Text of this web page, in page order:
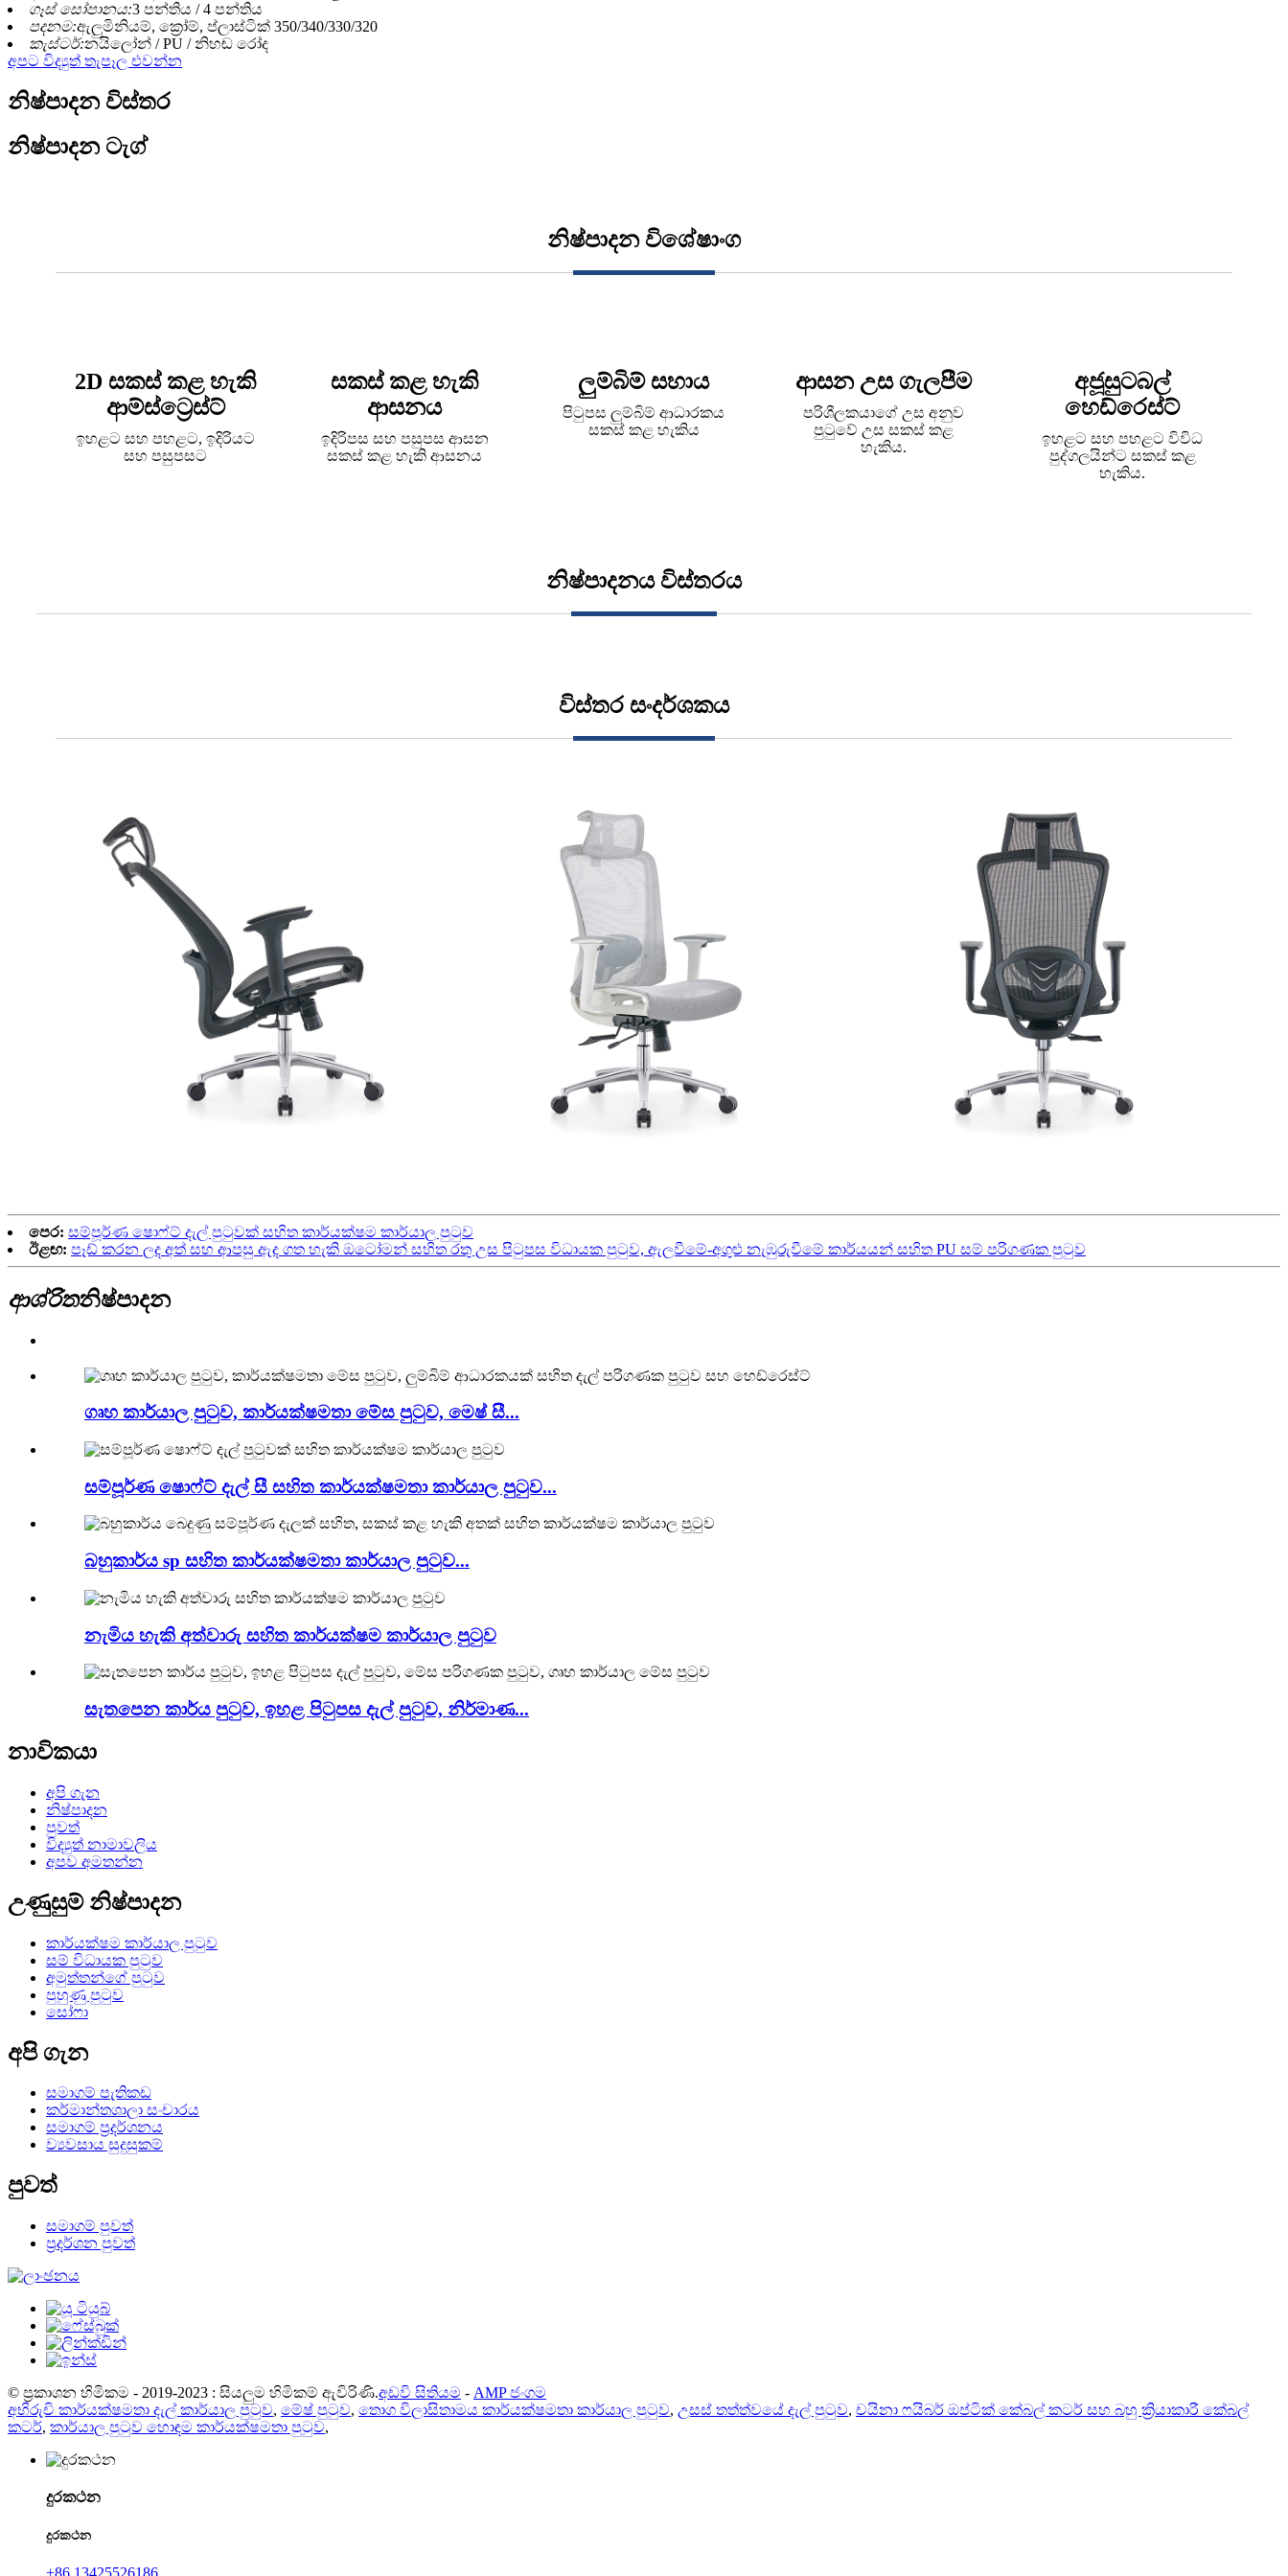
ගෑස් සෝපානය:3 පන්තිය / 4 පන්තිය
පදනම:ඇලුමිනියම්, ක්‍රෝම්, ප්ලාස්ටික් 350/340/330/320
කැස්ටර්:නයිලෝන් / PU / නිහඬ රෝද
අපට විද්‍යුත් තැපෑල එවන්න
නිෂ්පාදන විස්තර
නිෂ්පාදන ටැග්
නිෂ්පාදන විශේෂාංග
2D සකස් කළ හැකි
ආම්ස්ට්‍රෙස්ට්
ඉහළට සහ පහළට, ඉදිරියට
සහ පසුපසට
සකස් කළ හැකි
ආසනය
ඉදිරිපස සහ පසුපස ආසන
සකස් කළ හැකි ආසනය
ලුම්බිම් සහාය
පිටුපස ලුම්බිම් ආධාරකය
සකස් කළ හැකිය
ආසන උස ගැලපීම
පරිශීලකයාගේ උස අනුව
පුටුවේ උස සකස් කළ
හැකිය.
අජූසුටබල්
හෙඩ්රෙස්ට්
ඉහළට සහ පහළට විවිධ
පුද්ගලයින්ට සකස් කළ
හැකිය.
නිෂ්පාදනය විස්තරය
විස්තර සංදර්ශකය
පෙර: සම්පූර්ණ ෂොෆ්ට් දැල් පුටුවක් සහිත කාර්යක්ෂම කාර්යාල පුටුව
ඊළඟ: පෑඩ් කරන ලද අත් සහ ආපසු ඇද ගත හැකි ඔටෝමන් සහිත රතු උස පිටුපස විධායක පුටුව, ඇලවීමේ-අගුළු නැඹුරුවීමේ කාර්යයන් සහිත PU සම් පරිගණක පුටුව
ආශ්රිතනිෂ්පාදන
ගෘහ කාර්යාල පුටුව, කාර්යක්ෂමතා මේස පුටුව, මෙෂ් සී...
සම්පූර්ණ ෂොෆ්ට් දැල් සී සහිත කාර්යක්ෂමතා කාර්යාල පුටුව...
බහුකාර්ය sp සහිත කාර්යක්ෂමතා කාර්යාල පුටුව...
නැමිය හැකි අත්වාරු සහිත කාර්යක්ෂම කාර්යාල පුටුව
සැතපෙන කාර්ය පුටුව, ඉහළ පිටුපස දැල් පුටුව, නිර්මාණ...
නාවිකයා
අපි ගැන
නිෂ්පාදන
පුවත්
විද්‍යුත් නාමාවලිය
අපව අමතන්න
උණුසුම් නිෂ්පාදන
කාර්යක්ෂම කාර්යාල පුටුව
සම් විධායක පුටුව
අමුත්තන්ගේ පුටුව
පුහුණු පුටුව
සෝෆා
අපි ගැන
සමාගම් පැතිකඩ
කර්මාන්තශාලා සංචාරය
සමාගම් ප්‍රදර්ශනය
ව්‍යවසාය සුදුසුකම්
පුවත්
සමාගම් පුවත්
ප්‍රදර්ශන පුවත්
© ප්‍රකාශන හිමිකම - 2019-2023 : සියලුම හිමිකම් ඇවිරිණි.අඩවි සිතියම - AMP ජංගම
අභිරුචි කාර්යක්ෂමතා දැල් කාර්යාල පුටුව, මේෂ් පුටුව, තොග විලාසිතාමය කාර්යක්ෂමතා කාර්යාල පුටුව, උසස් තත්ත්වයේ දැල් පුටුව, චයිනා ෆයිබර් ඔප්ටික් කේබල් කටර් සහ බහු ක්‍රියාකාරී කේබල්
කටර්, කාර්යාල පුටුව හොඳම කාර්යක්ෂමතා පුටුව,
දුරකථන
දුරකථන
+86 13425526186